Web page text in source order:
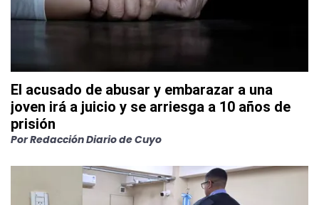
El acusado de abusar y embarazar a una
joven irá a juicio y se arriesga a 10 años de
prisión
PorRedacción Diario de Cuyo